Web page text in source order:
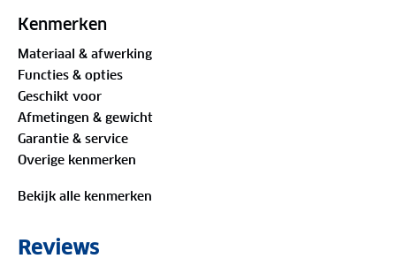
neem je hem makkelijk mee in de stevige draagtas.
De kast is gemaakt van sterke RPET-stof en een licht
aluminium frame. Het bovenblad kan tot 30 kg
dragen en de tussenplanken tot 10 kg. De Como
campingkast helpt je om alles overzichtelijk te
houden tijdens het kamperen. Waar zet jij deze kast
neer?
Kenmerken
Materiaal & afwerking
Functies & opties
Geschikt voor
Afmetingen & gewicht
Garantie & service
Overige kenmerken
Bekijk alle kenmerken
Reviews